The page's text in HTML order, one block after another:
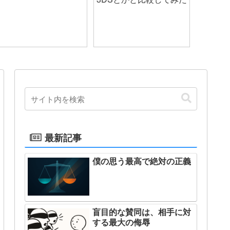
最新記事
僕の思う最高で絶対の正義
盲目的な賛同は、相手に対
する最大の侮辱